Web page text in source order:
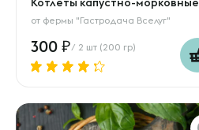
Котлеты капустно-морковные
от фермы "Гастродача Вселуг"
300 / 2 шт (200 гр)